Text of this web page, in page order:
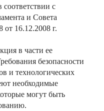
с
и Совета
16.12.2008 г.
в части ее
безопасности
и технологических
необходимые
могут быть